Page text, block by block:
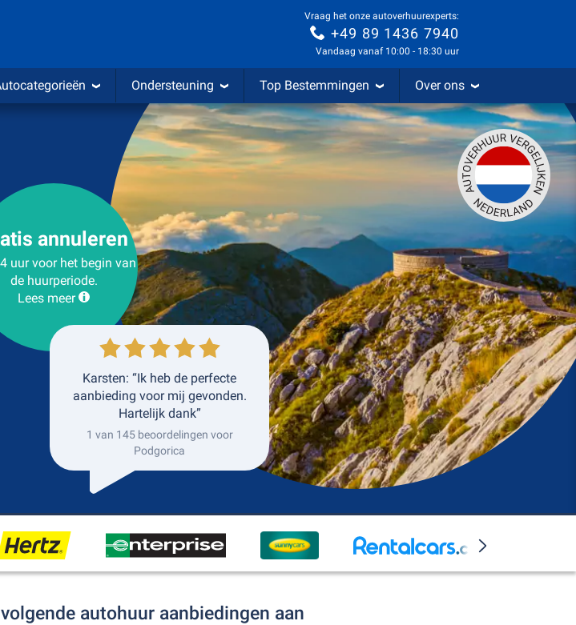
Vraag het onze autoverhuurexperts:
+49 89 1436 7940
Vandaag vanaf 10:00 - 18:30 uur
Ondersteuning Top Bestemmingen Over ons
annuleren
uur voor het begin van
de huurperiode.
Lees meer
Karsten: “Ik heb de perfecte
aanbieding voor mij gevonden.
Hartelijk dank”
1 van 145 beoordelingen voor
Podgorica
autohuur aanbiedingen aan